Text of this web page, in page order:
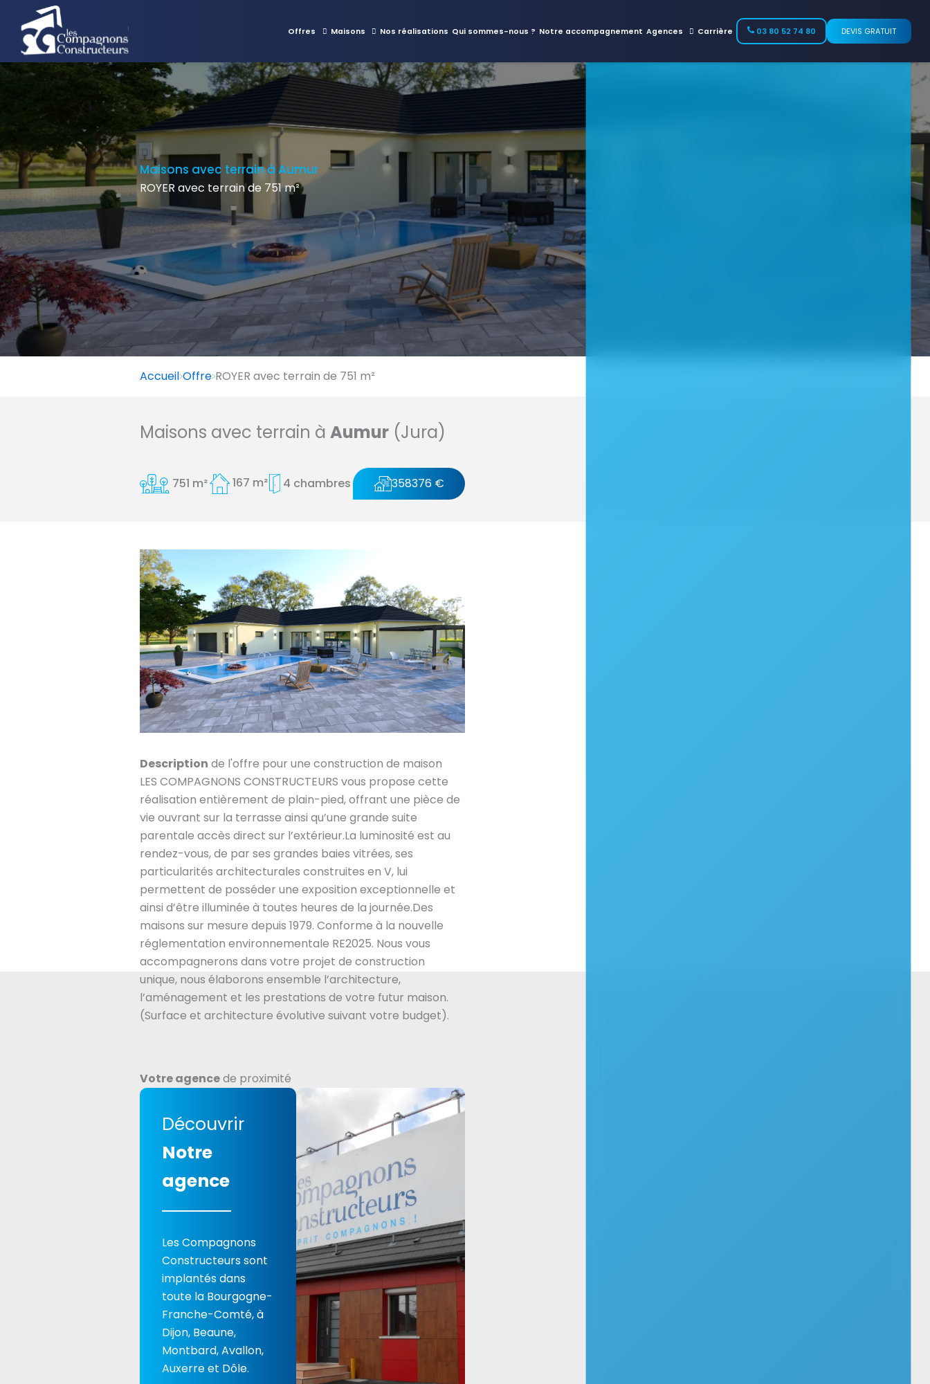
Offres Maisons Nos réalisations Qui sommes-nous ? Notre accompagnement Agences Carrière 03 80 52 74 80 DEVIS GRATUIT
Maisons avec terrain à Aumur
ROYER avec terrain de 751 m²
Accueil Offre ROYER avec terrain de 751 m²
Maisons avec terrain à Aumur(Jura)
751 m² 167 m² 4 chambres 358376 €
Description de l'offre pour une construction de maison
LES COMPAGNONS CONSTRUCTEURS vous propose cette
réalisation entièrement de plain-pied, offrant une pièce de
vie ouvrant sur la terrasse ainsi qu’une grande suite
parentale accès direct sur l’extérieur.La luminosité est au
rendez-vous, de par ses grandes baies vitrées, ses
particularités architecturales construites en V, lui
permettent de posséder une exposition exceptionnelle et
ainsi d’être illuminée à toutes heures de la journée.Des
maisons sur mesure depuis 1979. Conforme à la nouvelle
réglementation environnementale RE2025. Nous vous
accompagnerons dans votre projet de construction
unique, nous élaborons ensemble l’architecture,
l’aménagement et les prestations de votre futur maison.
(Surface et architecture évolutive suivant votre budget).
Votre agencede proximité
Découvrir
Notre
agence
Les Compagnons
Constructeurs sont
implantés dans
toute la Bourgogne-
Franche-Comté, à
Dijon, Beaune,
Montbard, Avallon,
Auxerre et Dôle.